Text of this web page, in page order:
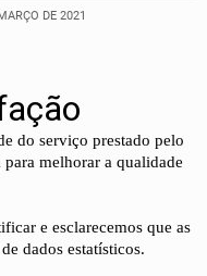
DE 2021